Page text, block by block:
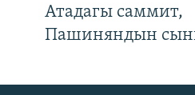
Атадагы саммит,
Пашиняндын